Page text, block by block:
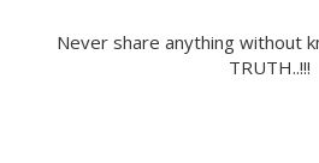
Never share anything without
TRUTH..!!!